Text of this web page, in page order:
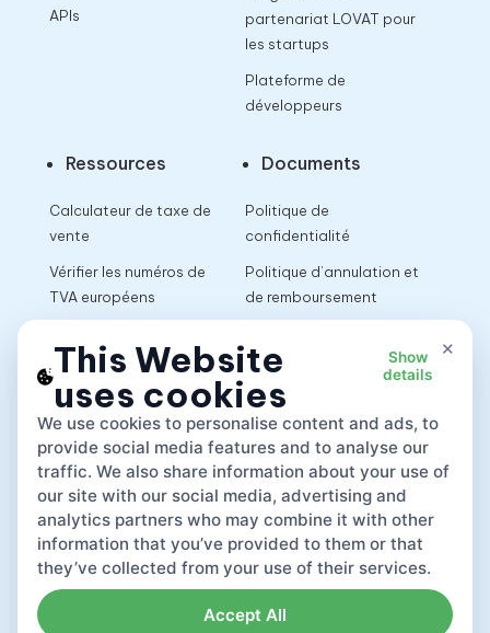
APIs
partenariat LOVAT pour
les startups
Plateforme de
développeurs
Ressources
Calculateur de taxe de
vente
Vérifier les numéros de
TVA européens
Documents
Politique de
confidentialité
Politique d’annulation et
de remboursement
App
×
This Website
uses cookies
Show
details
We use cookies to personalise content and ads, to
provide social media features and to analyse our
traffic. We also share information about your use of
our site with our social media, advertising and
analytics partners who may combine it with other
information that you’ve provided to them or that
they’ve collected from your use of their services.
Accept All